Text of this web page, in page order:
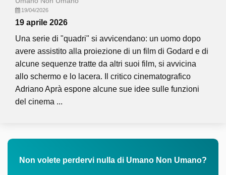
19/04/2026
19 aprile 2026
Una serie di "quadri" si avvicendano: un uomo dopo
avere assistito alla proiezione di un film di Godard e di
alcune sequenze tratte da altri suoi film, si avvicina
allo schermo e lo lacera. Il critico cinematografico
Adriano Aprà espone alcune sue idee sulle funzioni
del cinema ...
Non volete perdervi nulla di Umano Non Umano?